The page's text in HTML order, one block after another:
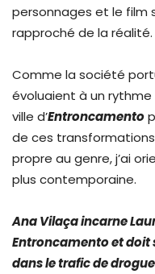
personnages et le film
rapproché de la réalité.
Comme la société
évoluaient à un rythme
ville d’Entroncamento
de ces
propre au genre, j’ai
plus contemporaine.
Ana Vilaça incarne
Entroncamento et doit
dans le trafic de